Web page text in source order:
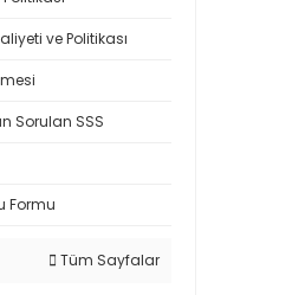
ve Politikası
Sorulan SSS
Formu
Tüm Sayfalar